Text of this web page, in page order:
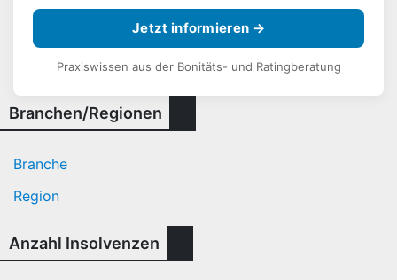
Jetzt informieren →
Praxiswissen aus der Bonitäts- und Ratingberatung
Branchen/Regionen
Branche
Region
Anzahl Insolvenzen